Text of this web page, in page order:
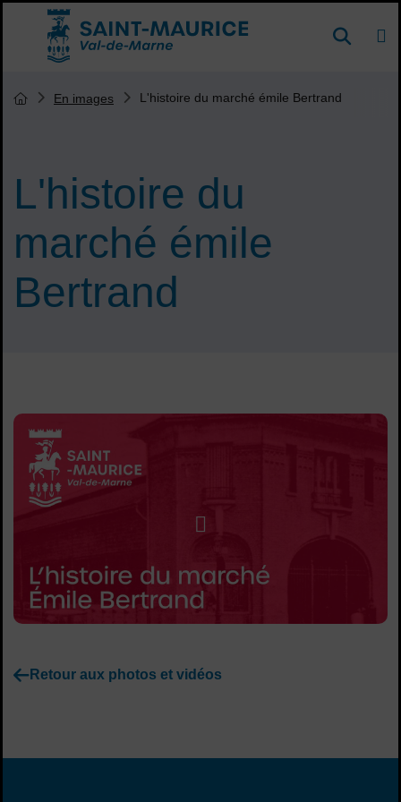
Menu de raccourcis
Accueil ville de Saint-Maurice DE
L'histoire du
marché émile
Bertrand
Vous êtes ici :
Page d'accueil du site
En images L'histoire du marché émile Bertrand
Retour aux photos et vidéos